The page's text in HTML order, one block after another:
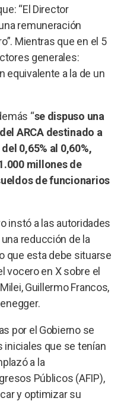
“El Director
remuneración
Mientras que en el 5
generales:
equivalente a la de un
“se dispuso una
ARCA destinado a
0,65% al 0,60%,
millones de
de funcionarios
instó a las autoridades
reducción de la
que esta debe situarse
vocero en X sobre el
Guillermo Francos,
por el Gobierno se
iniciales que se tenían
a la
Públicos (AFIP),
y optimizar su